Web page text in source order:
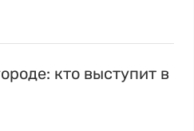
кто выступит в